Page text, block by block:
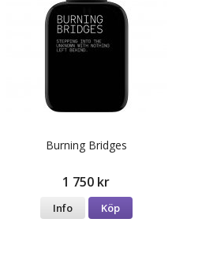
Burning Bridges
1 750 kr
Info Köp